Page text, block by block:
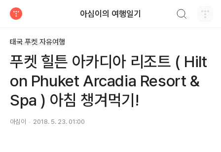
아심이의 여행일기
태국 푸켓 자유여행
푸켓 힐튼 아카디아 리조트 ( Hilt
on Phuket Arcadia Resort &
Spa ) 아침 챙겨먹기!
아심이 2018. 5. 23. 01:00